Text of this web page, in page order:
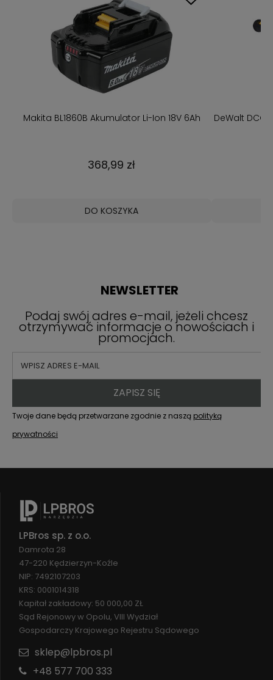
nożyce do żywopłotu. Ich obsługa nie męczy
użytkownika i nie powoduje nadmiernego hałasu
oraz emisji spalin. Nożyce umożliwiają przycięcie
nawet grubych gałęzi. Są bardzo wydajne,
szybkie i wytrzymałe.
Wygodne w użyciu opryskiwacze
miejsca do miejsca. Jest on bardzo wygodny i
Makita BL1860B Akumulator Li-Ion 18V 6Ah
368,99 zł
DO KOSZYKA
DeWalt
NEWSLETTER
Podaj swój adres e-mail, jeżeli chcesz
otrzymywać informacje o nowościach i
promocjach.
ZAPISZ SIĘ
Twoje dane będą przetwarzane zgodnie z naszą polityką
prywatności
LPBros sp. z o.o.
Damrota 28
47-220 Kędzierzyn-Koźle
NIP: 7492107203
KRS: 0001014318
Kapitał zakładowy: 50 000,00 ZŁ
Sąd Rejonowy w Opolu, VIII Wydział
Gospodarczy Krajowego Rejestru Sądowego
sklep@lpbros.pl
+48 577 700 333